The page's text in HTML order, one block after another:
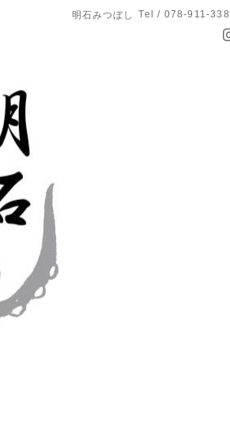
明石みつぼし Tel / 078-911-